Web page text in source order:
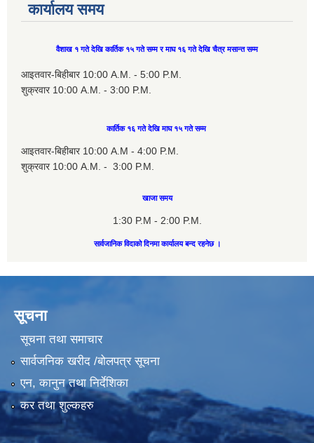
कार्यालय समय
वैशाख १ गते देखि कार्तिक १५ गते सम्म र माघ १६ गते देखि चैत्र मसान्त सम्म
आइतवार-बिहीबार 10:00 A.M. - 5:00 P.M.
शुक्रवार 10:00 A.M. - 3:00 P.M.
कार्तिक १६ गते देखि माघ १५ गते सम्म
आइतवार-बिहीबार 10:00 A.M - 4:00 P.M.
शुक्रवार 10:00 A.M. - 3:00 P.M.
खाजा समय
1:30 P.M - 2:00 P.M.
सार्वजानिक विदाको दिनमा कार्यालय बन्द रहनेछ ।
सूचना
सूचना तथा समाचार
सार्वजनिक खरीद /बोलपत्र सूचना
एन, कानुन तथा निर्देशिका
कर तथा शुल्कहरु